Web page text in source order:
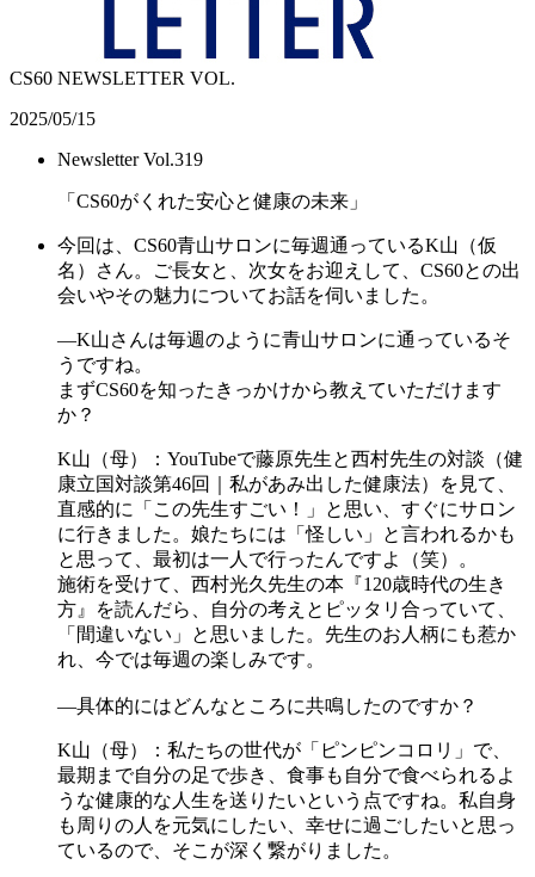
CS60 NEWSLETTER VOL.
2025/05/15
Newsletter Vol.319
「CS60がくれた安心と健康の未来」
今回は、CS60青山サロンに毎週通っているK山（仮
名）さん。ご長女と、次女をお迎えして、CS60との出
会いやその魅力についてお話を伺いました。
―K山さんは毎週のように青山サロンに通っているそ
うですね。
まずCS60を知ったきっかけから教えていただけます
か？
K山（母）：YouTubeで藤原先生と西村先生の対談（健
康立国対談第46回｜私があみ出した健康法）を見て、
直感的に「この先生すごい！」と思い、すぐにサロン
に行きました。娘たちには「怪しい」と言われるかも
と思って、最初は一人で行ったんですよ（笑）。
施術を受けて、西村光久先生の本『120歳時代の生き
方』を読んだら、自分の考えとピッタリ合っていて、
「間違いない」と思いました。先生のお人柄にも惹か
れ、今では毎週の楽しみです。
―具体的にはどんなところに共鳴したのですか？
K山（母）：私たちの世代が「ピンピンコロリ」で、
最期まで自分の足で歩き、食事も自分で食べられるよ
うな健康的な人生を送りたいという点ですね。私自身
も周りの人を元気にしたい、幸せに過ごしたいと思っ
ているので、そこが深く繋がりました。